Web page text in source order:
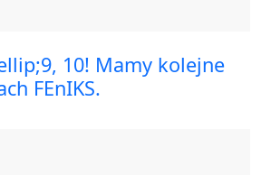
10! Mamy kolejne
FEnIKS.